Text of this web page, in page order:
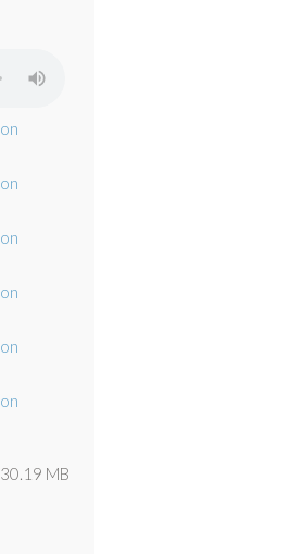
30.19 MB